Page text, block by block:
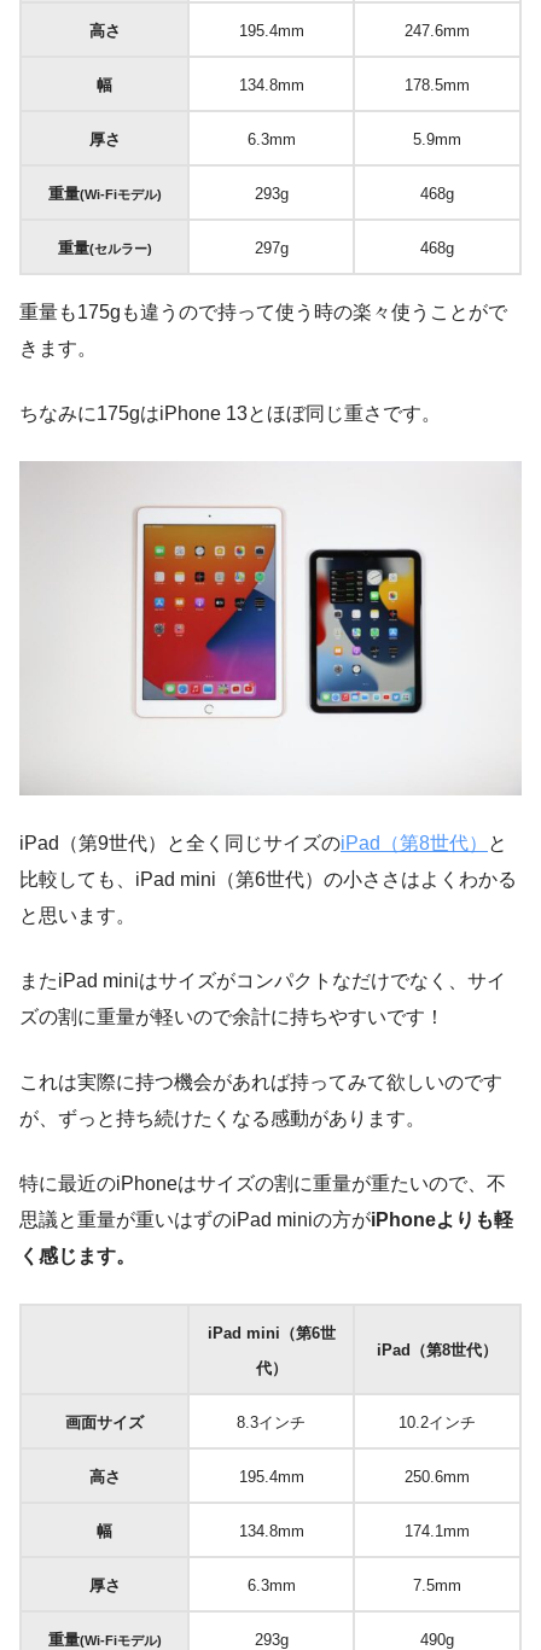
高さ 195.4mm 247.6mm
幅 134.8mm 178.5mm
厚さ 6.3mm 5.9mm
重量(Wi-Fiモデル) 293g 468g
重量(セルラー) 297g 468g
重量も175gも違うので持って使う時の楽々使うことがで
きます。
ちなみに175gはiPhone 13とほぼ同じ重さです。
iPad（第9世代）と全く同じサイズのiPad（第8世代）
と
比較しても、iPad mini（第6世代）の小ささはよくわかる
と思います。
またiPad miniはサイズがコンパクトなだけでなく、サイ
ズの割に重量が軽いので余計に持ちやすいです！
これは実際に持つ機会があれば持ってみて欲しいのです
が、ずっと持ち続けたくなる感動があります。
特に最近のiPhoneはサイズの割に重量が重たいので、不
思議と重量が重いはずのiPad miniの方がiPhoneよりも軽
く感じます。
iPad mini（第6世
代）
iPad（第8世代）
画面サイズ 8.3インチ 10.2インチ
高さ 195.4mm 250.6mm
幅 134.8mm 174.1mm
厚さ 6.3mm 7.5mm
重量(Wi-Fiモデル) 293g 490g